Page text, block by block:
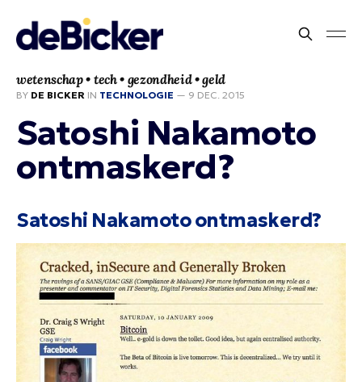
wetenschap • tech • gezondheid • geld
BY DE BICKER IN TECHNOLOGIE — 9 DEC. 2015
Satoshi Nakamoto
ontmaskerd?
Satoshi Nakamoto ontmaskerd?